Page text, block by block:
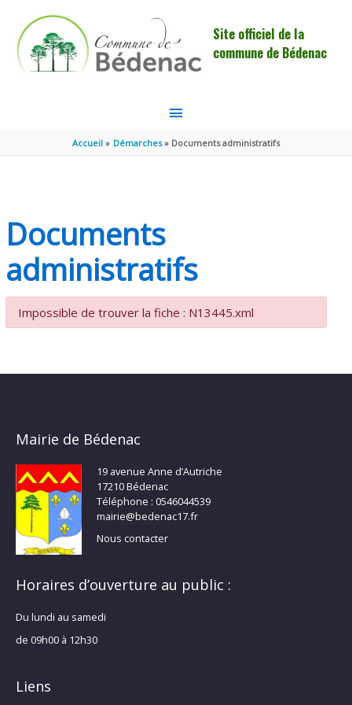
Site officiel de la
commune de Bédenac
MENU
PRINCIPAL
Accueil Démarches Documents administratifs
Documents
administratifs
Impossible de trouver la fiche : N13445.xml
Mairie de Bédenac
19 avenue Anne d’Autriche
17210 Bédenac
Téléphone : 0546044539
mairie@bedenac17.fr
Nous contacter
Horaires d’ouverture au public :
Du lundi au samedi
de 09h00 à 12h30
Liens